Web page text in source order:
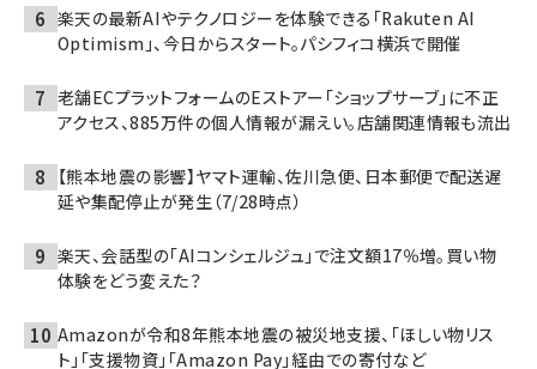
楽天の最新AIやテクノロジーを体験できる「Rakuten AI
Optimism」、今日からスタート。パシフィコ横浜で開催
老舗ECプラットフォームのEストアー「ショップサーブ」に不正
アクセス、885万件の個人情報が漏えい。店舗関連情報も流出
【熊本地震の影響】ヤマト運輸、佐川急便、日本郵便で配送遅
延や集配停止が発生（7/28時点）
楽天、会話型の「AIコンシェルジュ」で注文額17％増。買い物
体験をどう変えた？
Amazonが令和8年熊本地震の被災地支援、「ほしい物リス
ト」「支援物資」「Amazon Pay」経由での寄付など